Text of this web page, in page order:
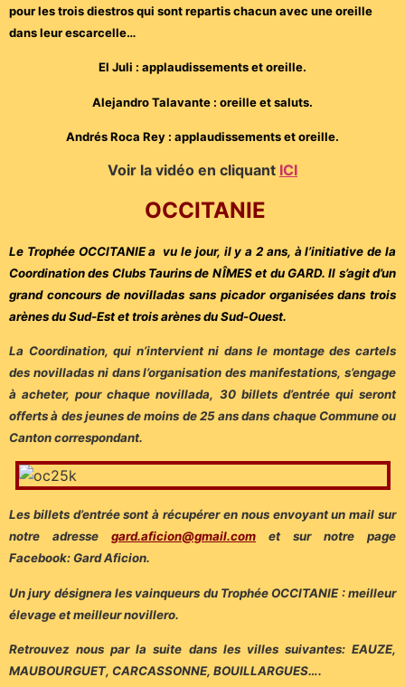
pour les trois diestros qui sont repartis chacun avec une oreille
dans leur escarcelle…
El Juli : applaudissements et oreille.
Alejandro Talavante : oreille et saluts.
Andrés Roca Rey : applaudissements et oreille.
Voir la vidéo en cliquant ICI
OCCITANIE
Le Trophée OCCITANIE a vu le jour, il y a 2 ans, à l’initiative de la
Coordination des Clubs Taurins de NÎMES et du GARD. Il s’agit d’un
grand concours de novilladas sans picador organisées dans trois
arènes du Sud-Est et trois arènes du Sud-Ouest.
La Coordination, qui n’intervient ni dans le montage des cartels
des novilladas ni dans l’organisation des manifestations, s’engage
à acheter, pour chaque novillada, 30 billets d’entrée qui seront
offerts à des jeunes de moins de 25 ans dans chaque Commune ou
Canton correspondant.
Les billets d’entrée sont à récupérer en nous envoyant un mail sur
notre adresse gard.aficion@gmail.com
et sur notre page
Facebook: Gard Aficion.
Un jury désignera les vainqueurs du Trophée OCCITANIE : meilleur
élevage et meilleur novillero.
Retrouvez nous par la suite dans les villes suivantes: EAUZE,
MAUBOURGUET, CARCASSONNE, BOUILLARGUES….